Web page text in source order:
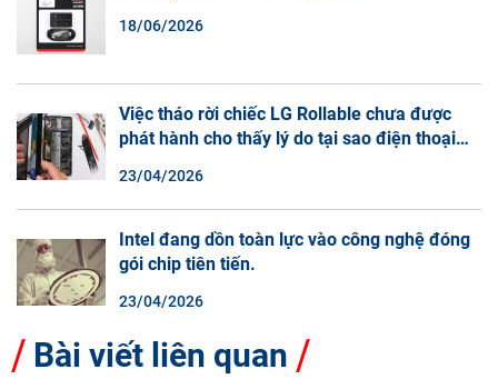
18/06/2026
Việc tháo rời chiếc LG Rollable chưa được
phát hành cho thấy lý do tại sao điện thoại
23/04/2026
Intel đang dồn toàn lực vào công nghệ đóng
gói chip tiên tiến.
23/04/2026
Bài viết liên quan